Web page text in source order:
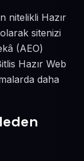
nitelikli Hazır
sitenizi
(AEO)
Hazır Web
daha